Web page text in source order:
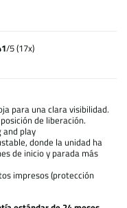
/5(17x)
para una clara visibilidad.
de liberación.
and play
donde la unidad ha
de inicio y parada más
impresos (protección